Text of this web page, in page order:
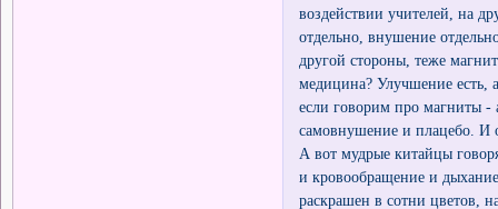
воздействии учителей, на
отдельно, внушение
другой стороны, теже
медицина? Улучшение есть,
если говорим про магниты -
самовнушение и плацебо. И
А вот мудрые китайцы
и кровообращение и
раскрашен в сотни цветов,